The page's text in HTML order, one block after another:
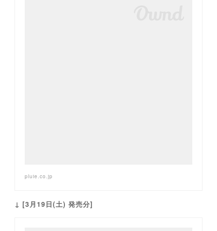
pluie.co.jp
↓ [3月19日(土) 発売分]